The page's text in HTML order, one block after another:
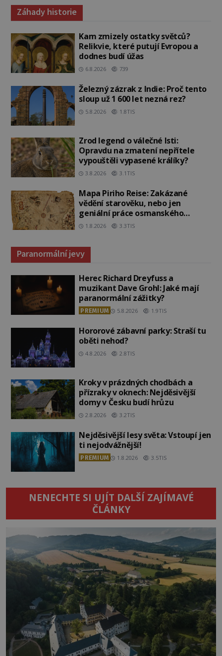
Záhady historie
Kam zmizely ostatky světců?
Relikvie, které putují Evropou a
dodnes budí úžas
6.8.2026 739
Železný zázrak z Indie: Proč tento
sloup už 1 600 let nezná rez?
5.8.2026 1.8TIS
Zrod legend o válečné lsti:
Opravdu na zmatení nepřítele
vypouštěli vypasené králíky?
3.8.2026 3.1TIS
Mapa Piriho Reise: Zakázané
vědění starověku, nebo jen
geniální práce osmanského
admirála?
1.8.2026 3.3TIS
Paranormální jevy
Herec Richard Dreyfuss a
muzikant Dave Grohl: Jaké mají
paranormální zážitky?
PREMIUM 5.8.2026 1.9TIS
Hororové zábavní parky: Straší tu
oběti nehod?
4.8.2026 2.8TIS
Kroky v prázdných chodbách a
přízraky v oknech: Nejděsivější
domy v Česku budí hrůzu
2.8.2026 3.2TIS
Nejděsivější lesy světa: Vstoupí jen
ti nejodvážnější!
PREMIUM 1.8.2026 3.5TIS
NENECHTE SI UJÍT DALŠÍ ZAJÍMAVÉ
ČLÁNKY